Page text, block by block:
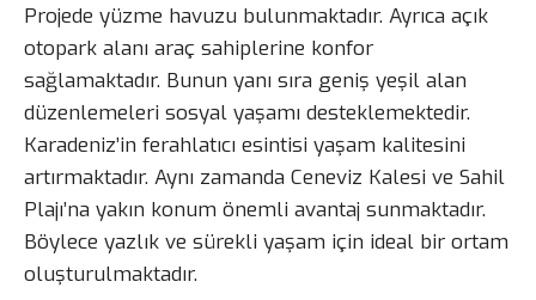
Projede yüzme havuzu bulunmaktadır. Ayrıca açık
otopark alanı araç sahiplerine konfor
sağlamaktadır. Bunun yanı sıra geniş yeşil alan
düzenlemeleri sosyal yaşamı desteklemektedir.
Karadeniz’in ferahlatıcı esintisi yaşam kalitesini
artırmaktadır. Aynı zamanda Ceneviz Kalesi ve Sahil
Plajı’na yakın konum önemli avantaj sunmaktadır.
Böylece yazlık ve sürekli yaşam için ideal bir ortam
oluşturulmaktadır.